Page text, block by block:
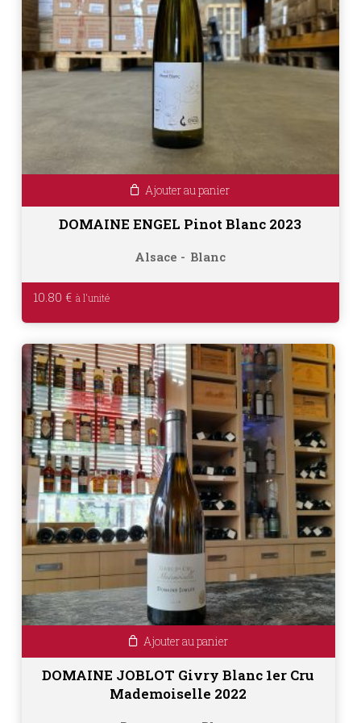
Ajouter au panier
DOMAINE ENGEL Pinot Blanc 2023
Alsace Blanc
10.80 €
Ajouter au panier
DOMAINE JOBLOT Givry Blanc 1er Cru
Mademoiselle 2022